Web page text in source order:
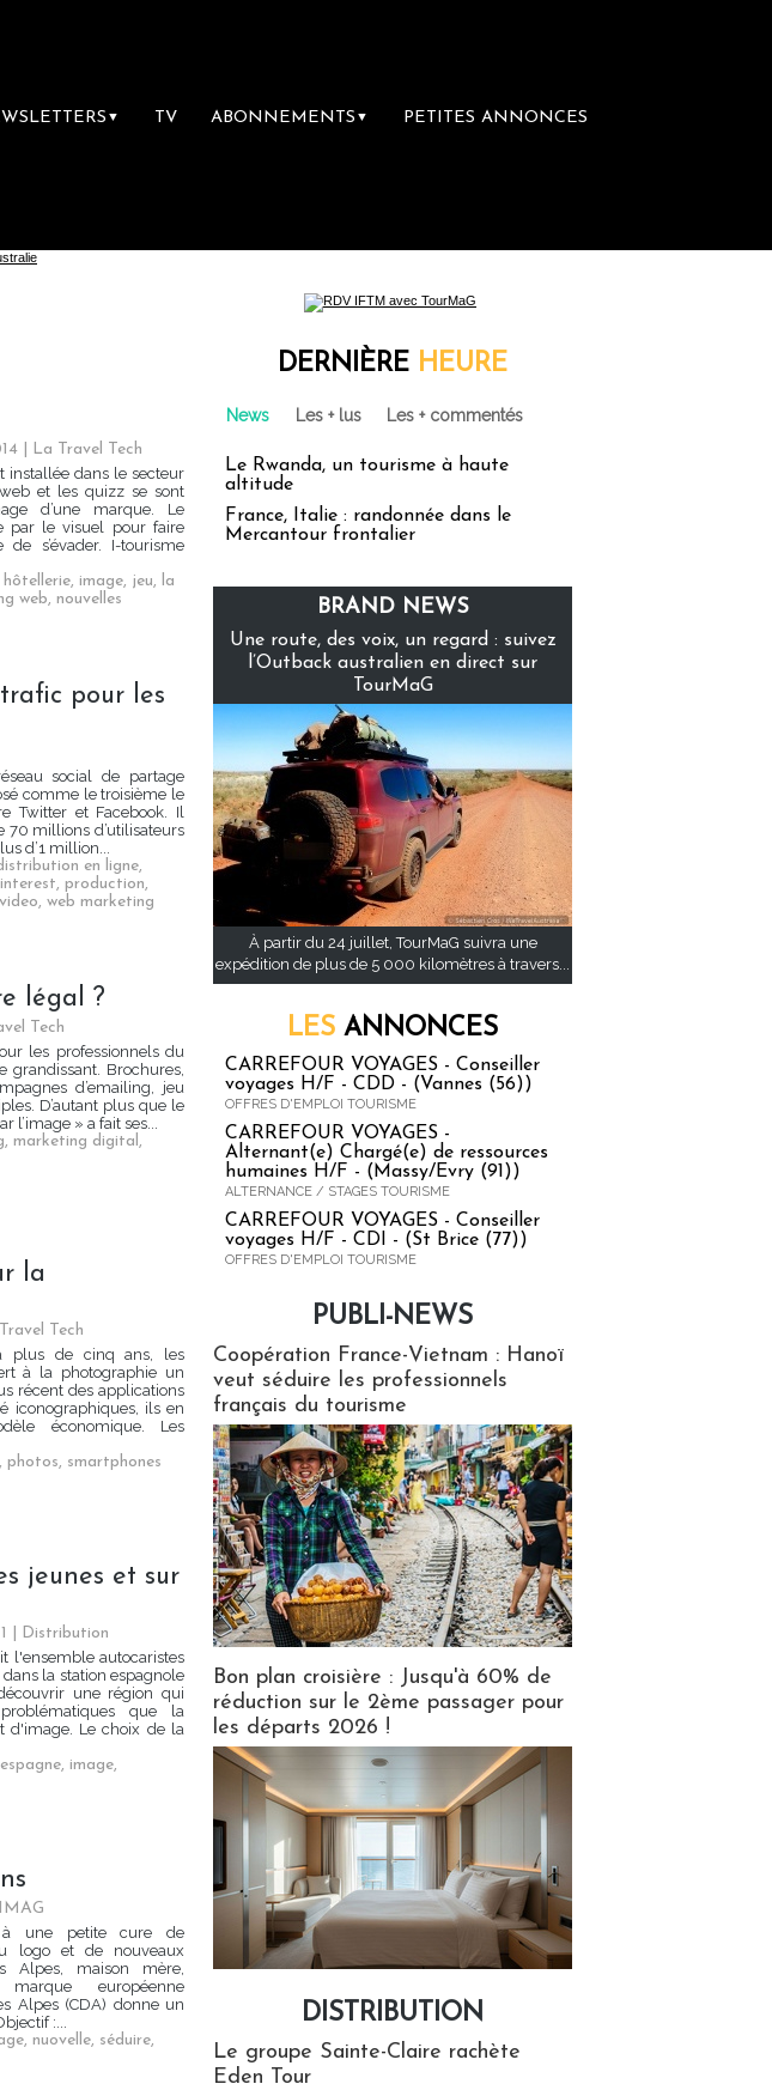
▼ TV ABONNEMENTS ▼ PETITES ANNONCES
La Travel Tech
installée dans le secteur
et les quizz se sont
d’une marque. Le
par le visuel pour faire
s’évader. I-tourisme
hôtellerie, image, jeu, la
web, nouvelles
pour les
social de partage
comme le troisième le
Twitter et Facebook. Il
70 millions d’utilisateurs
d’1 million...
en ligne,
, production,
video, web marketing
légal ?
Tech
les professionnels du
grandissant. Brochures,
d’emailing, jeu
D’autant plus que le
l’image » a fait ses...
, marketing digital,
la
Tech
plus de cinq ans, les
à la photographie un
récent des applications
iconographiques, ils en
économique. Les
, photos, smartphones
jeunes et sur
Distribution
l'ensemble autocaristes
la station espagnole
une région qui
que la
d'image. Le choix de la
espagne, image,
une petite cure de
logo et de nouveaux
Alpes, maison mère,
européenne
Alpes (CDA) donne un
:...
, nuovelle, séduire,
DERNIÈRE HEURE
News Les + lus Les + commentés
Le Rwanda, un tourisme à haute
altitude
France, Italie : randonnée dans le
Mercantour frontalier
BRAND NEWS
Une route, des voix, un regard : suivez
l’Outback australien en direct sur
TourMaG
À partir du 24 juillet, TourMaG suivra une
expédition de plus de 5 000 kilomètres à travers...
LES ANNONCES
CARREFOUR VOYAGES - Conseiller
voyages H/F - CDD - (Vannes (56))
OFFRES D'EMPLOI TOURISME
CARREFOUR VOYAGES -
Alternant(e) Chargé(e) de ressources
humaines H/F - (Massy/Evry (91))
ALTERNANCE / STAGES TOURISME
CARREFOUR VOYAGES - Conseiller
voyages H/F - CDI - (St Brice (77))
OFFRES D'EMPLOI TOURISME
PUBLI-NEWS
Coopération France-Vietnam : Hanoï
veut séduire les professionnels
français du tourisme
Bon plan croisière : Jusqu'à 60% de
réduction sur le 2ème passager pour
les départs 2026 !
DISTRIBUTION
Le groupe Sainte-Claire rachète
Eden Tour